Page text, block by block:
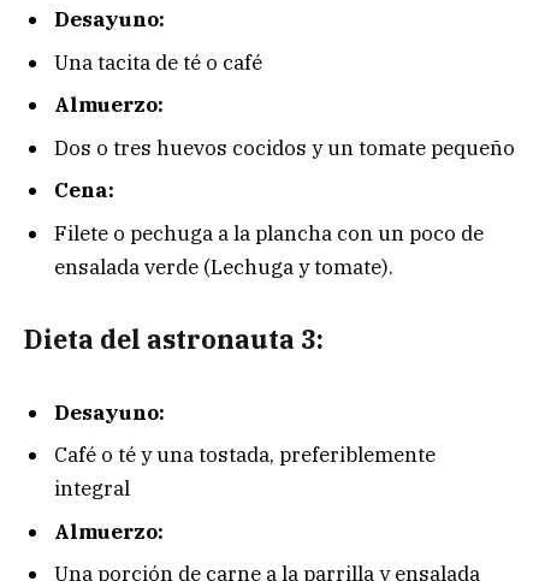
Desayuno:
Una tacita de té o café
Almuerzo:
Dos o tres huevos cocidos y un tomate pequeño
Cena:
Filete o pechuga a la plancha con un poco de
ensalada verde (Lechuga y tomate).
Dieta del astronauta 3:
Desayuno:
Café o té y una tostada, preferiblemente
integral
Almuerzo:
Una porción de carne a la parrilla y ensalada